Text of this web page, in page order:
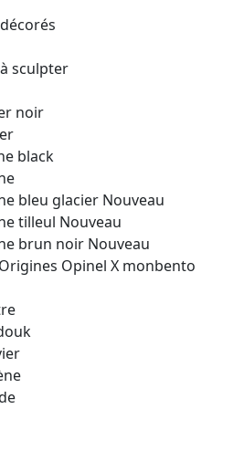
sculpter
noir
black
bleu glacier Nouveau
tilleul Nouveau
brun noir Nouveau
Opinel X monbento